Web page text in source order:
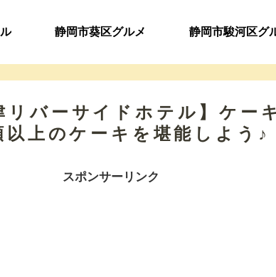
静岡市葵区グルメ 静岡市駿河区グ
バーサイドホテル】ケー
上のケーキを堪能しよう♪
スポンサーリンク